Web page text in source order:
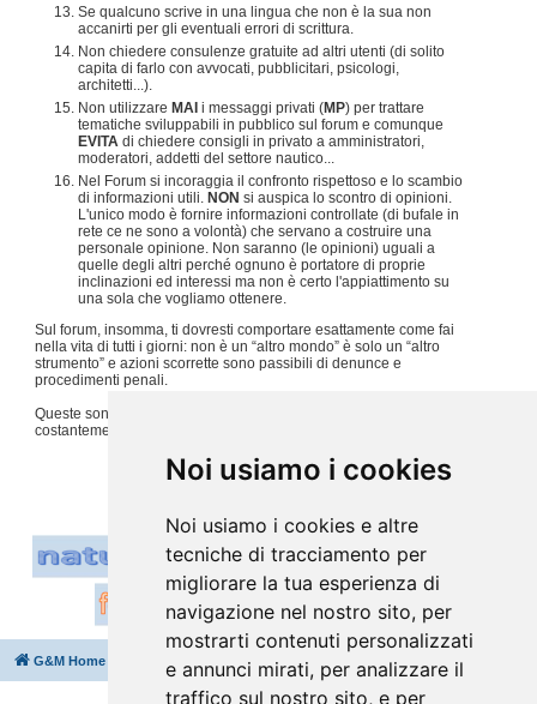
Noi usiamo i cookies
Noi usiamo i cookies e altre
tecniche di tracciamento per
migliorare la tua esperienza di
navigazione nel nostro sito, per
mostrarti contenuti personalizzati
e annunci mirati, per analizzare il
traffico sul nostro sito, e per
Se qualcuno scrive in una lingua che non è la sua non
accanirti per gli eventuali errori di scrittura.
Non chiedere consulenze gratuite ad altri utenti (di solito
capita di farlo con avvocati, pubblicitari, psicologi,
architetti...).
Non utilizzare MAI i messaggi privati (MP) per trattare
tematiche sviluppabili in pubblico sul forum e comunque
EVITA di chiedere consigli in privato a amministratori,
moderatori, addetti del settore nautico...
Nel Forum si incoraggia il confronto rispettoso e lo scambio
di informazioni utili. NON si auspica lo scontro di opinioni.
L'unico modo è fornire informazioni controllate (di bufale in
rete ce ne sono a volontà) che servano a costruire una
personale opinione. Non saranno (le opinioni) uguali a
quelle degli altri perché ognuno è portatore di proprie
inclinazioni ed interessi ma non è certo l'appiattimento su
una sola che vogliamo ottenere.
Sul forum, insomma, ti dovresti comportare esattamente come fai
nella vita di tutti i giorni: non è un “altro mondo” è solo un “altro
strumento” e azioni scorrette sono passibili di denunce e
procedimenti penali.
Queste sono solo alcune regole, per tutto il resto usiamo
costantemente
G&M Home Tutti gli orari sonoUTC+02:00
Cancella cookie